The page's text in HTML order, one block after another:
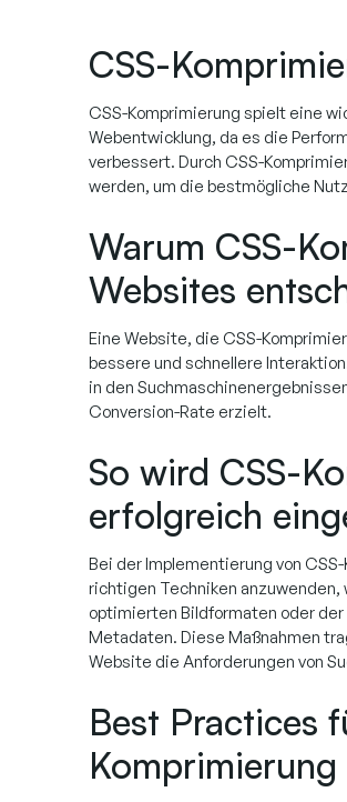
CSS-
CSS-Komprimierung spielt eine
Webentwicklung, da es die
verbessert. Durch CSS-
werden, um die bestmögliche
Warum CSS-
Websites
Eine Website, die CSS-
bessere und schnellere
in den
Conversion-Rate erzielt.
So wird CSS-
erfolgreich
Bei der Implementierung von
richtigen Techniken anzuwenden,
optimierten Bildformaten oder
Metadaten. Diese Maßnahmen
Website die Anforderungen von
Best Practices
Komprimierung